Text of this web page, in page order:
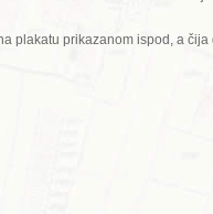
plakatu prikazanom ispod, a